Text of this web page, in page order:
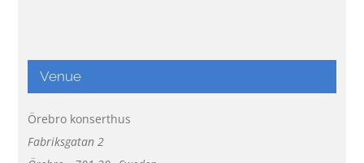
Venue
Örebro konserthus
Fabriksgatan 2